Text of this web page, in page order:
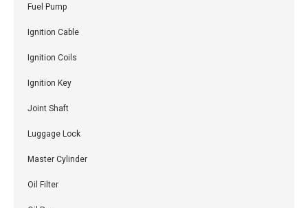
Fuel Pump
Ignition Cable
Ignition Coils
Ignition Key
Joint Shaft
Luggage Lock
Master Cylinder
Oil Filter